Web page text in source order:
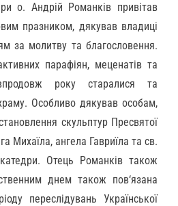
о. Андрій Романків привітав
празником, дякував владиці
за молитву та благословення.
парафіян, меценатів та
року старалися та
Особливо дякував особам,
скульптур Пресвятої
Михаїла, ангела Гавриїла та св.
Отець Романків також
днем також пов‘язана
переслідувань Української